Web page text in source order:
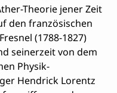
Theorie jener Zeit
den französischen
(1788-1827)
seinerzeit von dem
Physik-
Hendrick Lorentz